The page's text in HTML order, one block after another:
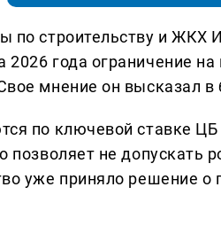
по строительству и ЖКХ
года ограничение
мнение он высказал в
по ключевой ставке ЦБ
позволяет не допускать
уже приняло решение